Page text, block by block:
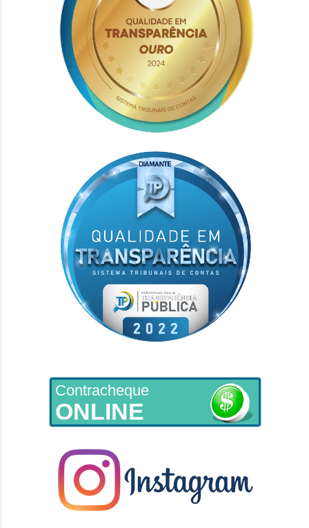
Contracheque
ONLINE